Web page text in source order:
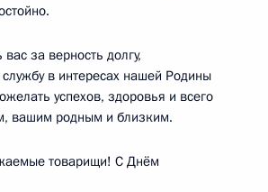
за верность долгу,
в интересах нашей Родины
успехов, здоровья и всего
вашим родным и близким.
товарищи! С Днём